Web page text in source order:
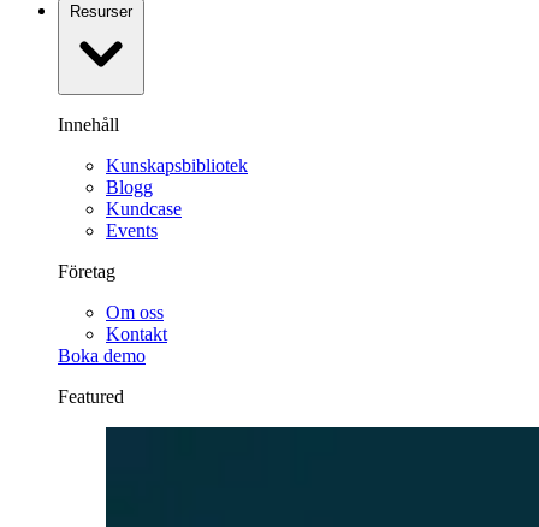
Resurser
Innehåll
Kunskapsbibliotek
Blogg
Kundcase
Events
Företag
Om oss
Kontakt
Boka demo
Featured